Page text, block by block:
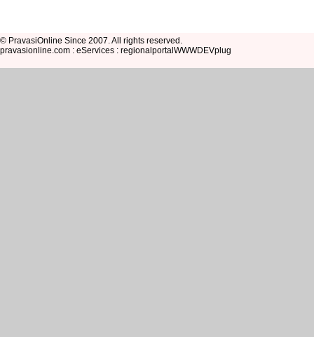
© PravasiOnline Since 2007. All rights reserved.
pravasionline.com : eServices : regionalportalWWWDEVplug